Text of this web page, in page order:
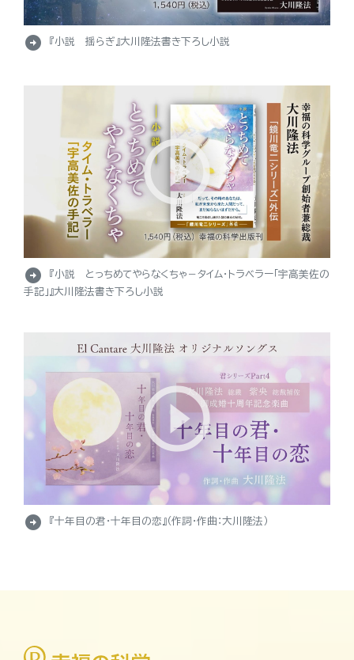
arrow_circle_right 『小説 揺らぎ』大川隆法書き下ろし小説
arrow_circle_right
『小説 とっちめてやらなくちゃ－タイム・トラベラー「宇高美佐の
手記」』大川隆法書き下ろし小説
arrow_circle_right 『十年目の君・十年目の恋』（作詞・作曲：大川隆法）